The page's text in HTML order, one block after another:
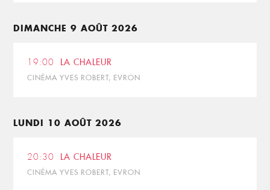
DIMANCHE 9 AOÛT 2026
19:00 LA CHALEUR
CINÉMA YVES ROBERT, EVRON
LUNDI 10 AOÛT 2026
20:30 LA CHALEUR
CINÉMA YVES ROBERT, EVRON